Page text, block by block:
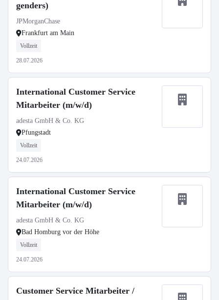
genders)
JPMorganChase
Frankfurt am Main
Vollzeit
28.07.2026
International Customer Service
Mitarbeiter (m/w/d)
adesta GmbH & Co. KG
Pfungstadt
Vollzeit
24.07.2026
International Customer Service
Mitarbeiter (m/w/d)
adesta GmbH & Co. KG
Bad Homburg vor der Höhe
Vollzeit
24.07.2026
Customer Service Mitarbeiter /